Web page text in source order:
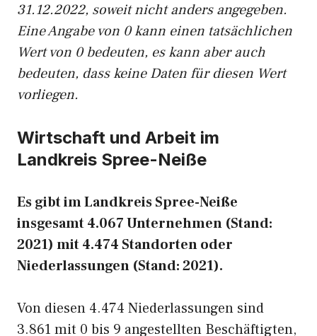
31.12.2022, soweit nicht anders angegeben.
Eine Angabe von 0 kann einen tatsächlichen
Wert von 0 bedeuten, es kann aber auch
bedeuten, dass keine Daten für diesen Wert
vorliegen.
Wirtschaft und Arbeit im
Landkreis Spree-Neiße
Es gibt im Landkreis Spree-Neiße
insgesamt 4.067 Unternehmen (Stand:
2021) mit 4.474 Standorten oder
Niederlassungen (Stand: 2021).
Von diesen 4.474 Niederlassungen sind
3.861 mit 0 bis 9 angestellten Beschäftigten,